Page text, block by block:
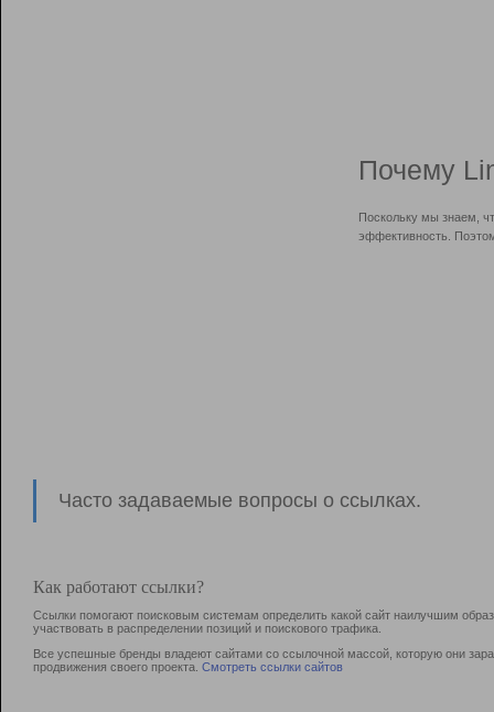
Почему
Поскольку мы знаем,
эффективность.
Часто задаваемые вопросы о ссылках.
Как работают ссылки?
Ссылки помогают поисковым системам определить какой сайт наилучшим
участвовать в раcпределении позиций и поискового трафика.
Все успешные бренды владеют сайтами со ссылочной массой, которую они
продвижения своего проекта. Смотреть ссылки сайтов